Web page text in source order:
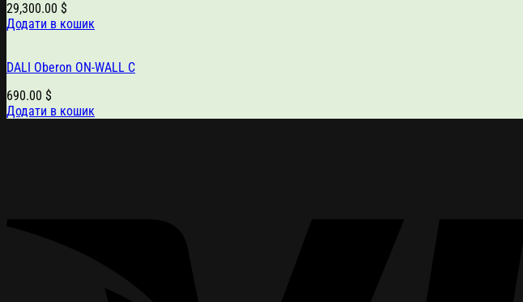
29,300.00 $
Додати в кошик
DALI Oberon ON-WALL С
690.00 $
Додати в кошик